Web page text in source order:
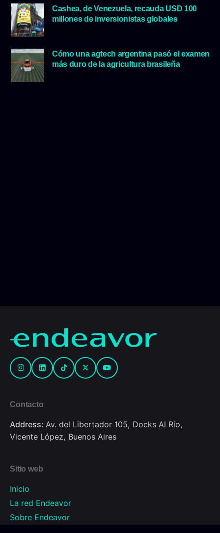
Cashea, de Venezuela, recauda USD 100
millones de inversionistas globales
Cómo una agtech argentina pasó el examen
más duro de la agricultura brasileña
Contacto
Address: Av. del Libertador 105, Docks Al Río,
Vicente López, Buenos Aires
Sitio web
Inicio
La red Endeavor
Sobre Endeavor